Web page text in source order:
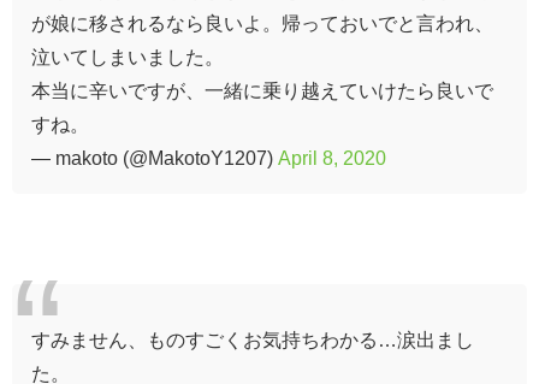
が娘に移されるなら良いよ。帰っておいでと言われ、
泣いてしまいました。
本当に辛いですが、一緒に乗り越えていけたら良いで
すね。
— makoto (@MakotoY1207) April 8, 2020
すみません、ものすごくお気持ちわかる…涙出まし
た。